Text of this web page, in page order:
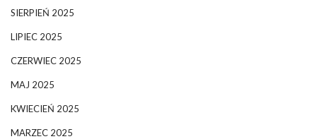
SIERPIEŃ 2025
LIPIEC 2025
CZERWIEC 2025
MAJ 2025
KWIECIEŃ 2025
MARZEC 2025